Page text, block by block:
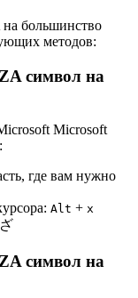
на большинство
методов:
символ на
Microsoft
где вам нужно
Alt + x
ざ
символ на